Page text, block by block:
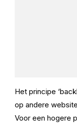
Het principe
op andere
Voor een hogere